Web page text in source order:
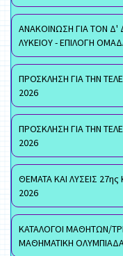
ΑΝΑΚΟΙΝΩΣΗ ΓΙΑ ΤΟΝ Δ'
ΛΥΚΕΙΟΥ - ΕΠΙΛΟΓΗ
ΠΡΟΣΚΛΗΣΗ ΓΙΑ ΤΗΝ
2026
ΠΡΟΣΚΛΗΣΗ ΓΙΑ ΤΗΝ
2026
ΘΕΜΑΤΑ ΚΑΙ ΛΥΣΕΙΣ
2026
ΚΑΤΑΛΟΓΟΙ ΜΑΘΗΤΩΝ/
ΜΑΘΗΜΑΤΙΚΗ